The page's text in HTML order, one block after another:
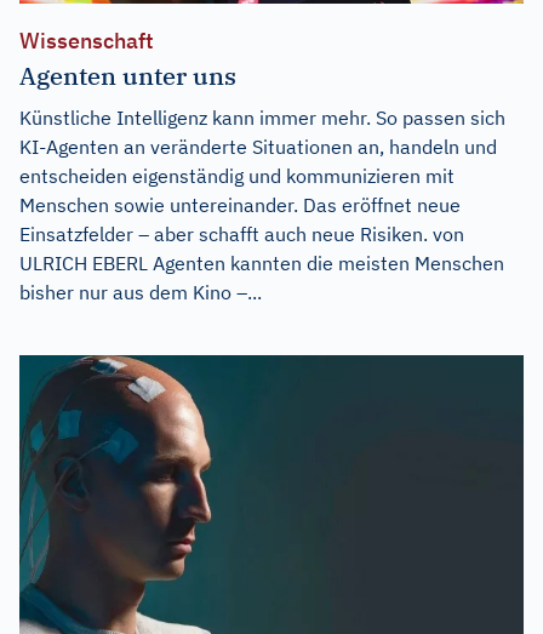
Wissenschaft
Agenten unter uns
Künstliche Intelligenz kann immer mehr. So passen sich
KI-Agenten an veränderte Situationen an, handeln und
entscheiden eigenständig und kommunizieren mit
Menschen sowie untereinander. Das eröffnet neue
Einsatzfelder – aber schafft auch neue Risiken. von
ULRICH EBERL Agenten kannten die meisten Menschen
bisher nur aus dem Kino –...